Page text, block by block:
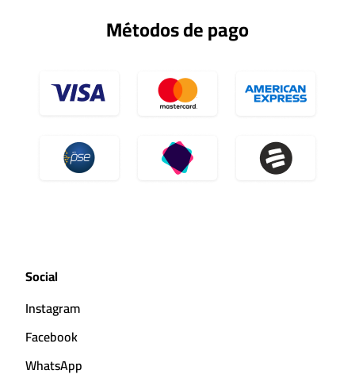
Métodos de pago
Social
Instagram
Facebook
WhatsApp